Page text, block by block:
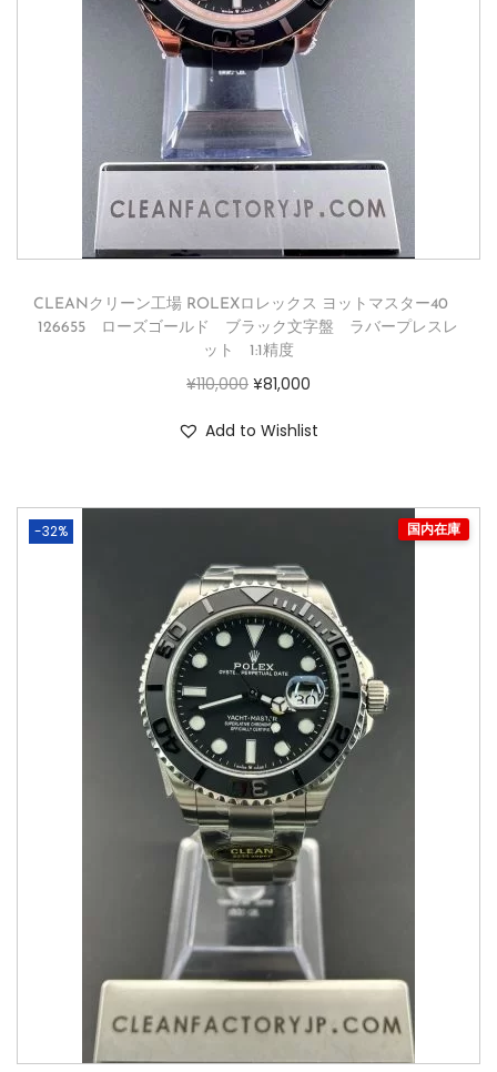
CLEANクリーン工場 ROLEXロレックス ヨットマスター40
126655 ローズゴールド ブラック文字盤 ラバープレスレ
ット 1:1精度
¥110,000 ¥81,000
Add to Wishlist
国内在庫
-32%